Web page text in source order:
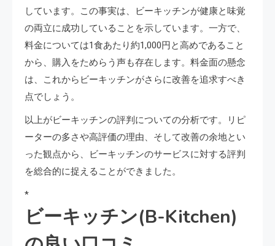
しています。この事実は、ビーキッチンが健康と味覚
の両立に成功していることを示しています。一方で、
料金については1食あたり約1,000円と高めであること
から、購入をためらう声も存在します。料金面の懸念
は、これからビーキッチンがさらに改善を追求すべき
点でしょう。
以上がビーキッチンの評判についての分析です。リピ
ーターの多さや高評価の理由、そして改善の余地とい
った観点から、ビーキッチンのサービスに対する評判
を総合的に捉えることができました。
*
ビーキッチン(B-Kitchen)